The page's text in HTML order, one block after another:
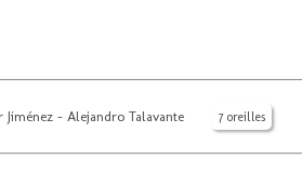
Jiménez - Alejandro Talavante 7 oreilles